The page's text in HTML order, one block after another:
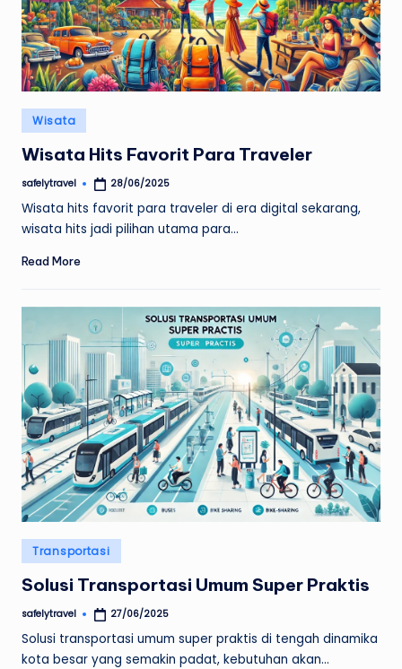
Posted
in
Wisata
Wisata Hits Favorit Para Traveler
Posted
safelytravel 28/06/2025
Wisata hits favorit para traveler di era digital sekarang,
wisata hits jadi pilihan utama para…
Read More
Posted
in
Transportasi
Solusi Transportasi Umum Super Praktis
Posted
safelytravel 27/06/2025
Solusi transportasi umum super praktis di tengah dinamika
kota besar yang semakin padat, kebutuhan akan…